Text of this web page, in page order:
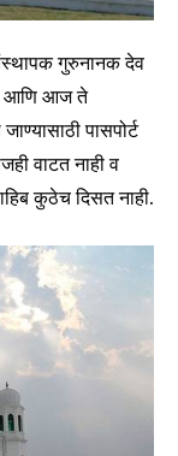
गुरुनानक देव
आणि आज ते
पासपोर्ट
वाटत नाही व
कुठेच दिसत नाही.